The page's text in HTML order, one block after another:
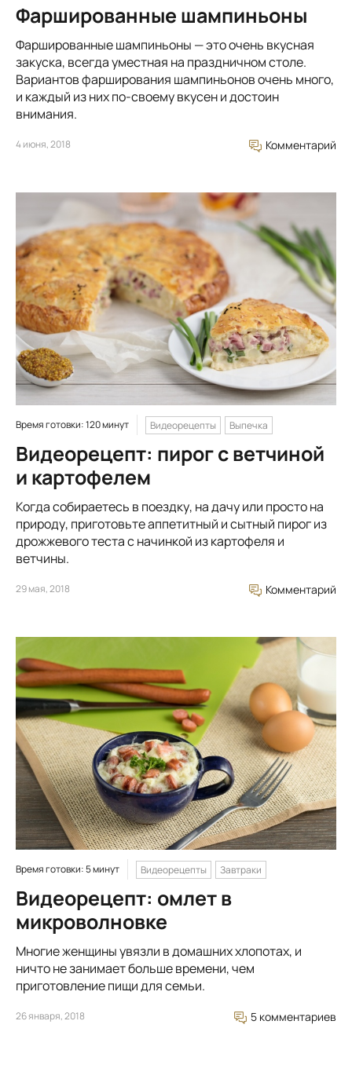
Фаршированные шампиньоны
Фаршированные шампиньоны — это очень вкусная
закуска, всегда уместная на праздничном столе.
Вариантов фарширования шампиньонов очень много,
и каждый из них по-своему вкусен и достоин
внимания.
4 июня, 2018 Комментарий
Время готовки: 120 минут Видеорецепты Выпечка
Видеорецепт: пирог с ветчиной
и картофелем
Когда собираетесь в поездку, на дачу или просто на
природу, приготовьте аппетитный и сытный пирог из
дрожжевого теста с начинкой из картофеля и
ветчины.
29 мая, 2018 Комментарий
Время готовки: 5 минут Видеорецепты Завтраки
Видеорецепт: омлет в
микроволновке
Многие женщины увязли в домашних хлопотах, и
ничто не занимает больше времени, чем
приготовление пищи для семьи.
26 января, 2018 5 комментариев